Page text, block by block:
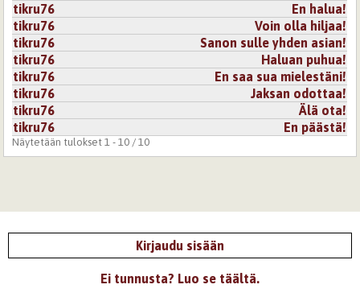
tikru76
En halua!
tikru76
Voin olla hiljaa!
tikru76
Sanon sulle yhden asian!
tikru76
Haluan puhua!
tikru76
En saa sua mielestäni!
tikru76
Jaksan odottaa!
tikru76
Älä ota!
tikru76
En päästä!
Näytetään tulokset 1 - 10 / 10
Kirjaudu sisään
Ei tunnusta? Luo se täältä.